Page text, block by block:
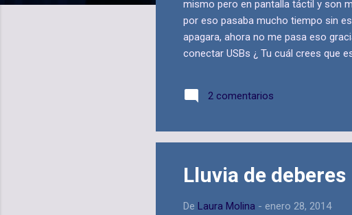
mismo pero en pantalla táctil y son
por eso pasaba mucho tiempo sin
apagara, ahora no me pasa eso
conectar USBs ¿ Tu cuál crees que
2 comentarios
Lluvia de deberes
De Laura Molina - enero 28, 2014